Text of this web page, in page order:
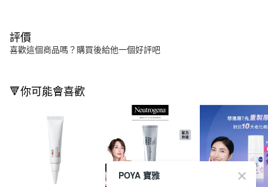
評價
喜歡這個商品嗎？購買後給他一個好評吧
🔻你可能會喜歡
POYA 寶雅